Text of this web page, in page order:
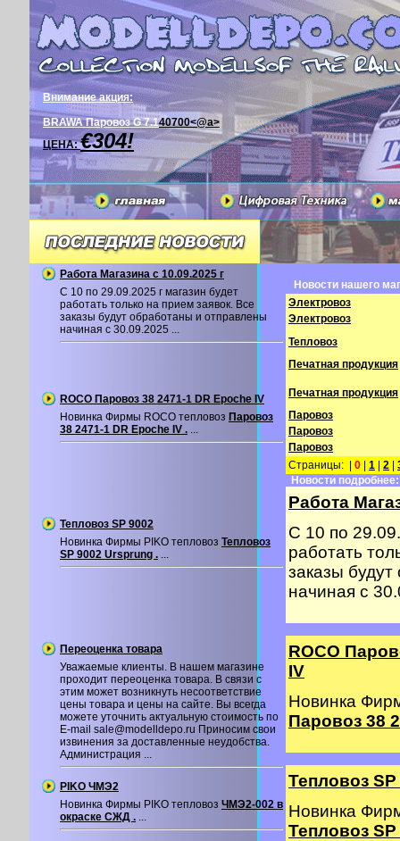
Внимание акция:
BRAWA Паровоз G 7.140700<@a>
ЦЕНА:€304!
Работа Магазина с 10.09.2025 г
С 10 по 29.09.2025 г магазин будет
работать только на прием заявок. Все
заказы будут обработаны и отправлены
начиная с 30.09.2025 ...
ROCO Паровоз 38 2471-1 DR Epoche IV
Новинка Фирмы ROCO тепловоз Паровоз
38 2471-1 DR Epoche IV . ...
Тепловоз SP 9002
Новинка Фирмы PIKO тепловоз Тепловоз
SP 9002 Ursprung . ...
Переоценка товара
Уважаемые клиенты. В нашем магазине
проходит переоценка товара. В связи с
этим может возникнуть несоответствие
цены товара и цены на сайте. Вы всегда
можете уточнить актуальную стоимость по
E-mail sale@modelldepo.ru Приносим свои
извинения за доставленные неудобства.
Администрация ...
PIKO ЧМЭ2
Новинка Фирмы PIKO тепловоз ЧМЭ2-002 в
окраске СЖД . ...
Новости нашего
Электровоз
Электровоз
Тепловоз
Печатная продукция
Печатная продукция
Паровоз
Паровоз
Паровоз
Страницы: | 0 1 2
Новости подробнее:
Работа
С 10 по
работать
заказы
начиная с
ROCO
IV
Новинка
Паровоз 38
Тепловоз SP
Новинка
Тепловоз